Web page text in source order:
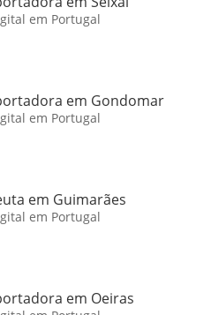
em Portugal
em Gondomar
em Portugal
em Guimarães
em Portugal
em Oeiras